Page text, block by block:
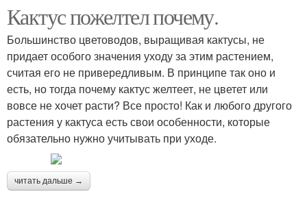
Кактус пожелтел почему.
Большинство цветоводов, выращивая кактусы, не
придает особого значения уходу за этим растением,
считая его не привередливым. В принципе так оно и
есть, но тогда почему кактус желтеет, не цветет или
вовсе не хочет расти? Все просто! Как и любого другого
растения у кактуса есть свои особенности, которые
обязательно нужно учитывать при уходе.
читать дальше →